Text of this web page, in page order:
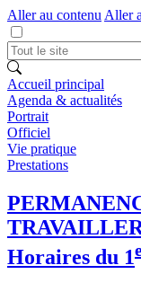
Aller au contenu Aller
Accueil principal
Agenda & actualités
Portrait
Officiel
Vie pratique
Prestations
Horaires du 1